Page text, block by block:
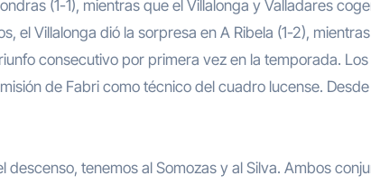
(1-1), mientras que el Villalonga y Valladares
el Villalonga dió la sorpresa en A Ribela (1-2),
consecutivo por primera vez en la temporada.
de Fabri como técnico del cuadro lucense.
descenso, tenemos al Somozas y al Silva. Ambos